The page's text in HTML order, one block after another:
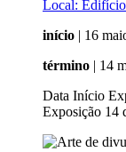
Local: Edifício
início | 16
término | 14
Data Início
Exposição 14